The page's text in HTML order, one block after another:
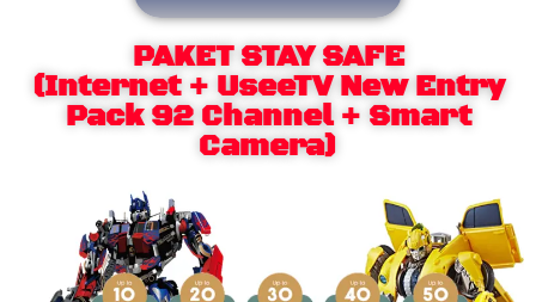
PAKET STAY SAFE
(Internet + UseeTV New Entry
Pack 92 Channel + Smart
Camera)